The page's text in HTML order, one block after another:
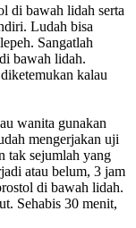
di bawah lidah serta
Ludah bisa
Sangatlah
bawah lidah.
kalau
wanita gunakan
mengerjakan uji
tak sejumlah yang
atau belum, 3 jam
di bawah lidah.
Sehabis 30 menit,